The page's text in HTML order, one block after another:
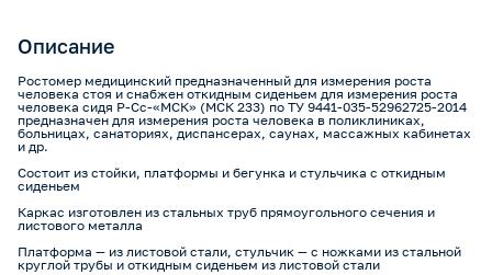
Описание
Ростомер медицинский предназначенный для измерения роста
человека стоя и снабжен откидным сиденьем для измерения роста
человека сидя Р-Сс-«МСК» (МСК 233) по ТУ 9441-035-52962725-2014
предназначен для измерения роста человека в поликлиниках,
больницах, санаториях, диспансерах, саунах, массажных кабинетах
и др.
Состоит из стойки, платформы и бегунка и стульчика с откидным
сиденьем
Каркас изготовлен из стальных труб прямоугольного сечения и
листового металла
Платформа — из листовой стали, стульчик — с ножками из стальной
круглой трубы и откидным сиденьем из листовой стали